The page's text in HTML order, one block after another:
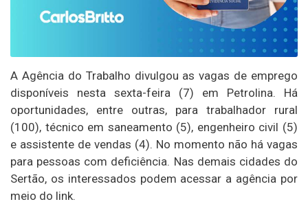
A Agência do Trabalho divulgou as vagas de emprego
disponíveis nesta sexta-feira (7) em Petrolina. Há
oportunidades, entre outras, para trabalhador rural
(100), técnico em saneamento (5), engenheiro civil (5)
e assistente de vendas (4). No momento não há vagas
para pessoas com deficiência. Nas demais cidades do
Sertão, os interessados podem acessar a agência por
meio do link.